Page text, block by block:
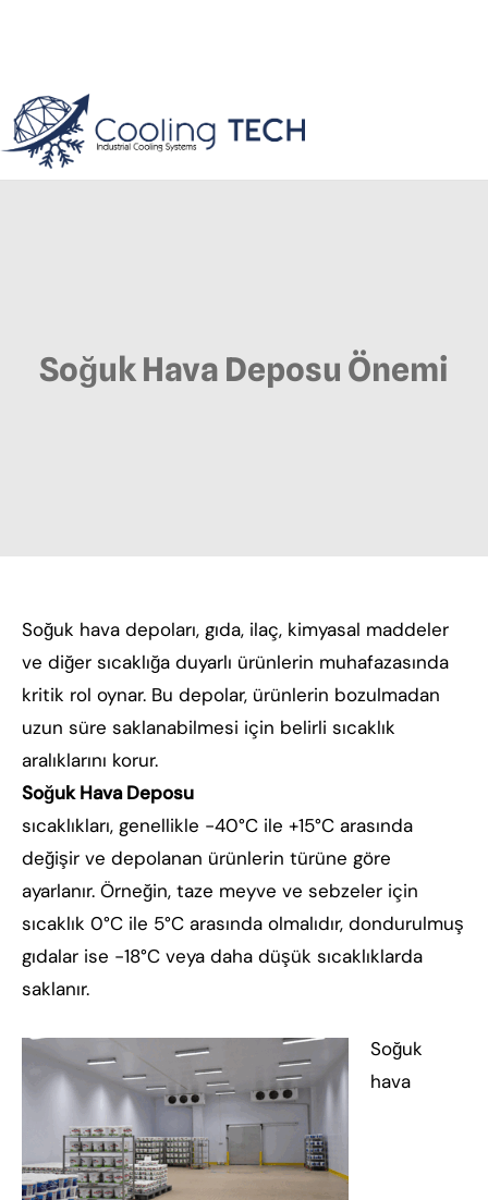
Soğuk Hava Deposu Önemi
Soğuk hava depoları, gıda, ilaç, kimyasal maddeler
ve diğer sıcaklığa duyarlı ürünlerin muhafazasında
kritik rol oynar. Bu depolar, ürünlerin bozulmadan
uzun süre saklanabilmesi için belirli sıcaklık
aralıklarını korur.
Soğuk Hava Deposu
sıcaklıkları, genellikle -40°C ile +15°C arasında
değişir ve depolanan ürünlerin türüne göre
ayarlanır. Örneğin, taze meyve ve sebzeler için
sıcaklık 0°C ile 5°C arasında olmalıdır, dondurulmuş
gıdalar ise -18°C veya daha düşük sıcaklıklarda
saklanır.
Soğuk
hava